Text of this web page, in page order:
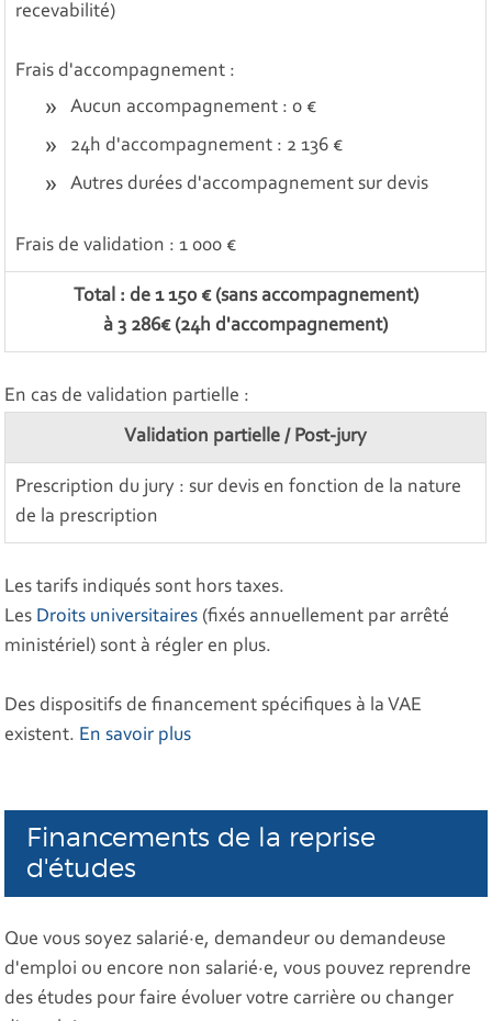
recevabilité)
Frais d'accompagnement :
Aucun accompagnement : 0 €
24h d'accompagnement : 2 136 €
Autres durées d'accompagnement sur devis
Frais de validation : 1 000 €
Total : de 1 150 € (sans accompagnement)
à 3 286€ (24h d'accompagnement)
En cas de validation partielle :
Validation partielle / Post-jury
Prescription du jury : sur devis en fonction de la nature
de la prescription
Les tarifs indiqués sont hors taxes.
Les Droits universitaires (fixés annuellement par arrêté
ministériel) sont à régler en plus.
Des dispositifs de financement spécifiques à la VAE
existent. En savoir plus
Financements de la reprise
d'études
Que vous soyez salarié·e, demandeur ou demandeuse
d'emploi ou encore non salarié·e, vous pouvez reprendre
des études pour faire évoluer votre carrière ou changer